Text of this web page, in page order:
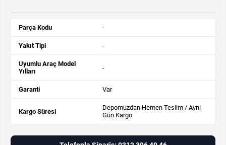
Parça Kodu -
Yakıt Tipi -
Uyumlu Araç Model
Yılları
-
Garanti Var
Kargo Süresi
Depomuzdan Hemen Teslim / Aynı
Gün Kargo